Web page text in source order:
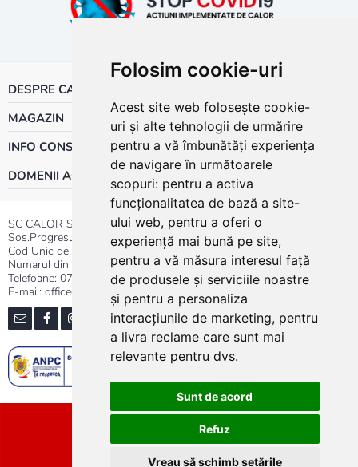
Folosim cookie-uri
Acest site web folosește cookie-
uri și alte tehnologii de urmărire
pentru a vă îmbunătăți experiența
de navigare în următoarele
scopuri: pentru a activa
funcționalitatea de bază a site-
ului web, pentru a oferi o
experiență mai bună pe site,
pentru a vă măsura interesul față
de produsele și serviciile noastre
și pentru a personaliza
interacțiunile de marketing, pentru
a livra reclame care sunt mai
relevante pentru dvs.
Sunt de acord
Refuz
Vreau să schimb setările
DESPRE CALOR
MAGAZIN
INFO CONSUMATOR
DOMENII ACTIVITATE
SC CALOR SRL
Sos.Progresului nr.30-40, Sector 5, Bucuresti
Cod Unic de Inregistrare: RO 3004724
Numarul din Registrul Comertului:J40/13176/1991
Telefoane: 0737.23.44.44|021.411.44.44
E-mail: office@calor.ro